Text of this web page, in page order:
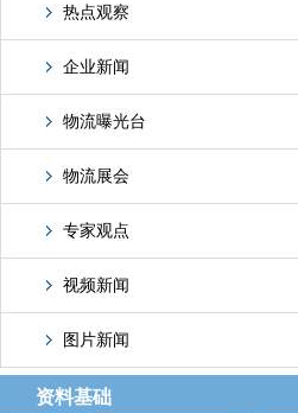
热点观察
企业新闻
物流曝光台
物流展会
专家观点
视频新闻
图片新闻
资料基础